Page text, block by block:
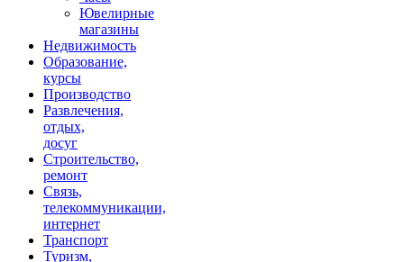
Ювелирные
магазины
Недвижимость
Образование,
курсы
Производство
Развлечения,
отдых,
досуг
Строительство,
ремонт
Связь,
телекоммуникации,
интернет
Транспорт
Туризм,